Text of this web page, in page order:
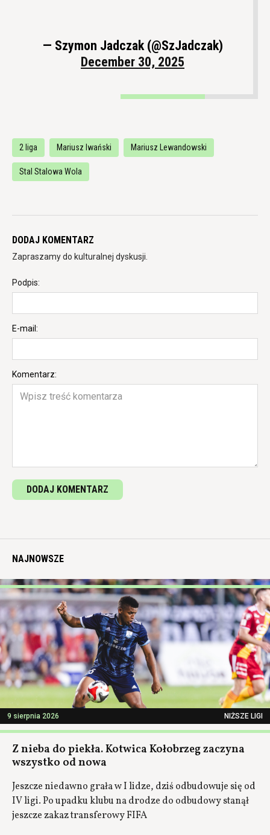
— Szymon Jadczak (@SzJadczak)
December 30, 2025
2 liga Mariusz Iwański Mariusz Lewandowski
Stal Stalowa Wola
DODAJ KOMENTARZ
Zapraszamy do kulturalnej dyskusji.
Podpis:
E-mail:
Komentarz:
DODAJ KOMENTARZ
NAJNOWSZE
9 sierpnia 2026 NIŻSZE LIGI
Z nieba do piekła. Kotwica Kołobrzeg zaczyna
wszystko od nowa
Jeszcze niedawno grała w I lidze, dziś odbudowuje się od
IV ligi. Po upadku klubu na drodze do odbudowy stanął
jeszcze zakaz transferowy FIFA